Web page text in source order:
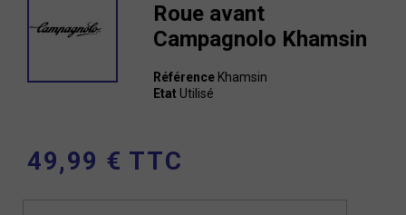
Roue avant
Campagnolo Khamsin
Référence Khamsin
Etat Utilisé
49,99 € TTC